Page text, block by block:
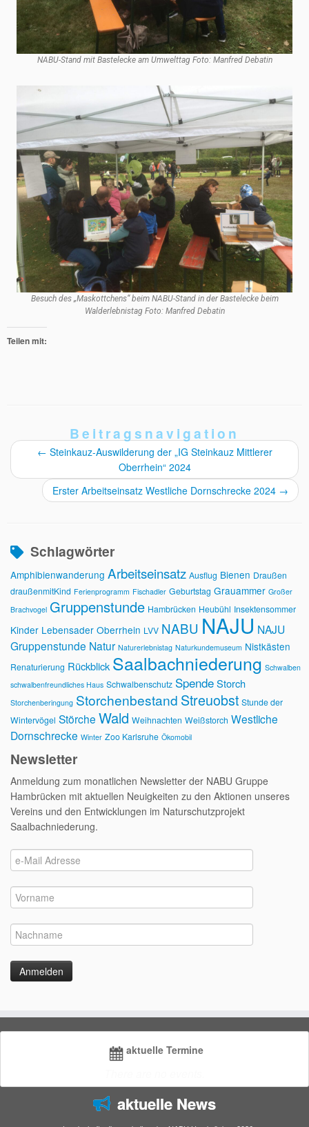
NABU-Stand mit Bastelecke am Umwelttag Foto: Manfred Debatin
Besuch des „Maskottchens“ beim NABU-Stand in der Bastelecke beim
Walderlebnistag Foto: Manfred Debatin
Teilen mit:
Beitragsnavigation
← Steinkauz-Auswilderung der „IG Steinkauz Mittlerer
Oberrhein“ 2024
Erster Arbeitseinsatz Westliche Dornschrecke 2024 →
Schlagwörter
Amphibienwanderung Arbeitseinsatz Ausflug Bienen Draußen
draußenmitKind Ferienprogramm Fischadler Geburtstag Grauammer Großer
Brachvogel Gruppenstunde Hambrücken Heubühl Insektensommer
Kinder Lebensader Oberrhein LVV NABU NAJU NAJU
Gruppenstunde Natur Naturerlebnistag Naturkundemuseum Nistkästen
Renaturierung Rückblick Saalbachniederung Schwalben
schwalbenfreundliches Haus Schwalbenschutz SpendeStorch
Storchenberingung Storchenbestand Streuobst Stunde der
Wintervögel Störche Wald Weihnachten Weißstorch Westliche
Dornschrecke Winter Zoo Karlsruhe Ökomobil
Newsletter
Anmeldung zum monatlichen Newsletter der NABU Gruppe
Hambrücken mit aktuellen Neuigkeiten zu den Aktionen unseres
Vereins und den Entwicklungen im Naturschutzprojekt
Saalbachniederung.
aktuelle Termine
aktuelle News